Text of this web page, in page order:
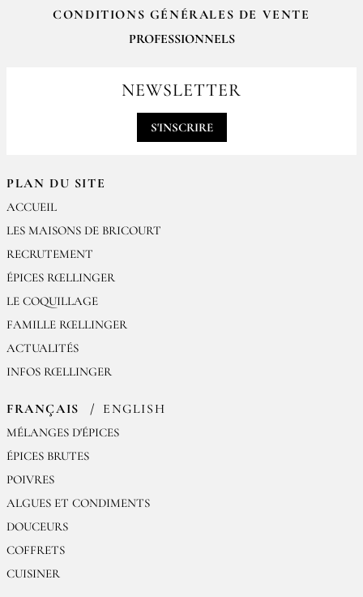
PLAN DU SITE
ACCUEIL
LES MAISONS DE BRICOURT
RECRUTEMENT
ÉPICES RŒLLINGER
LE COQUILLAGE
FAMILLE RŒLLINGER
ACTUALITÉS
INFOS RŒLLINGER
FRANÇAIS ENGLISH
MÉLANGES D'ÉPICES
ÉPICES BRUTES
POIVRES
ALGUES ET CONDIMENTS
DOUCEURS
COFFRETS
CUISINER
CONDITIONS GÉNÉRALES DE VENTE
PROFESSIONNELS
contact@epices-roellinger.comNEWSLETTER
S'INSCRIRE